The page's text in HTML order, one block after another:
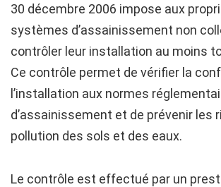
30 décembre 2006 impose aux
systèmes d’assainissement non
contrôler leur installation au moins
Ce contrôle permet de vérifier la
l’installation aux normes
d’assainissement et de prévenir les
pollution des sols et des eaux.
Le contrôle est effectué par un